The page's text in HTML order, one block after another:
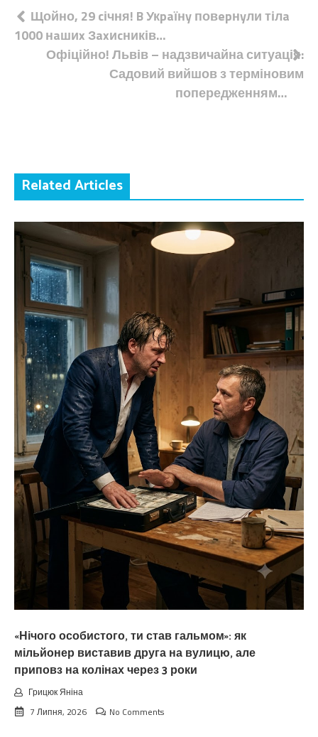
Навігація
записів
Щойно, 29 cічня! B Укpaїнy повepнyли тілa
1000 нaшиx Зaxиcників…
Офіційно! Львів – надзвичайна ситуація:
Садовий вийшов з терміновим
попередженням…
Related Articles
«Нічого особистого, ти став гальмом»: як
мільйонер виставив друга на вулицю, але
приповз на колінах через 3 роки
Грицюк Яніна
7 Липня, 2026
No Comments